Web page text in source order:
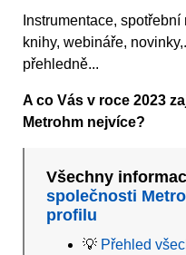
Instrumentace,
knihy, webináře,
přehledně...
A co Vás v roce 2023
Metrohm nejvíce?
Všechny
společnosti
profilu
💡 Přehled